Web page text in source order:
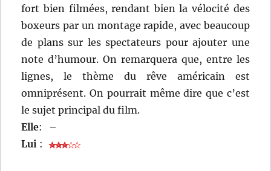
fort bien filmées, rendant bien la vélocité des
boxeurs par un montage rapide, avec beaucoup
de plans sur les spectateurs pour ajouter une
note d’humour. On remarquera que, entre les
lignes, le thème du rêve américain est
omniprésent. On pourrait même dire que c’est
le sujet principal du film.
Elle:
–
Lui :